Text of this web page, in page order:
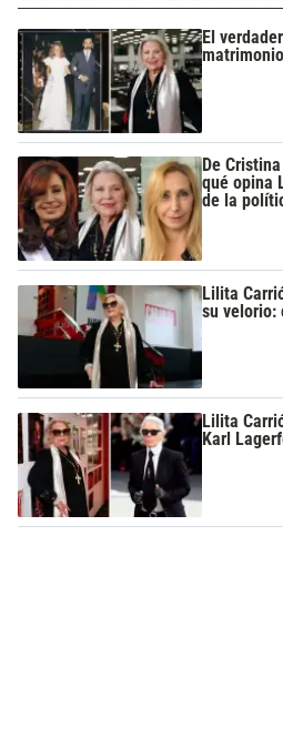
El
De
qué opina
de la
Lilita
su velorio:
Lilita
Karl